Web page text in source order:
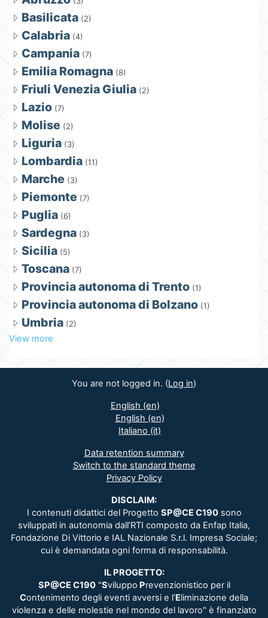
Basilicata (2)
Calabria (4)
Campania (7)
Emilia Romagna (8)
Friuli Venezia Giulia (2)
Lazio (7)
Molise (2)
Liguria (3)
Lombardia (11)
Marche (3)
Piemonte (7)
Puglia (6)
Sardegna (3)
Sicilia (5)
Toscana (7)
Provincia autonoma di Trento (1)
Provincia autonoma di Bolzano (1)
Umbria (2)
View more
You are not logged in. (Log in)
English ‎(en)‎
English ‎(en)‎
Italiano ‎(it)‎
Data retention summary
Switch to the standard theme
Privacy Policy
DISCLAIM:
I contenuti didattici del Progetto SP@CE C190sono
sviluppati in autonomia dall’RTI composto da Enfap Italia,
Fondazione Di Vittorio e IAL Nazionale S.r.l. Impresa Sociale;
cui è demandata ogni forma di responsabilità.
IL PROGETTO:
SP@CE C190"Sviluppo Prevenzionistico per il
Contenimento degli eventi avversi e l’Eliminazione della
violenza e delle molestie nel mondo del lavoro" è finanziato